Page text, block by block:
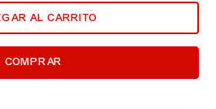
AL CARRITO
COMPRAR